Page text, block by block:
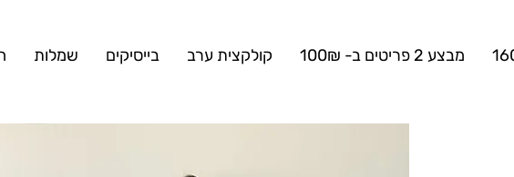
מבצע 2 פריטים ב- 100₪ קולקצית ערב בייסיקים שמלות